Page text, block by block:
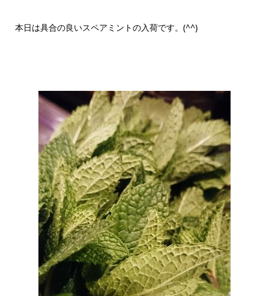
本日は具合の良いスペアミントの入荷です。(^^)